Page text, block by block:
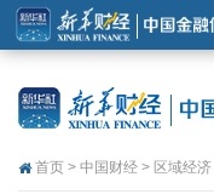
首页 > 中国财经 > 区域经济